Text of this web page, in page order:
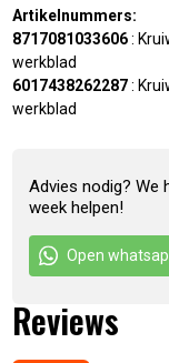
Artikelnummers:
8717081033606:
werkblad
6017438262287:
werkblad
Advies nodig? We
week helpen!
Open
Reviews